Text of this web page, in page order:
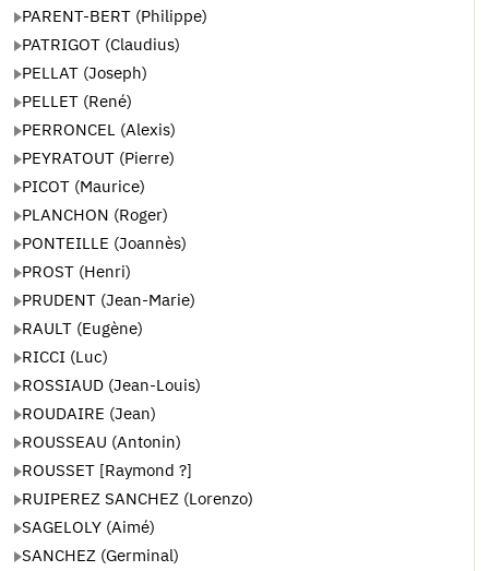
PARENT-BERT (Philippe)
PATRIGOT (Claudius)
PELLAT (Joseph)
PELLET (René)
PERRONCEL (Alexis)
PEYRATOUT (Pierre)
PICOT (Maurice)
PLANCHON (Roger)
PONTEILLE (Joannès)
PROST (Henri)
PRUDENT (Jean-Marie)
RAULT (Eugène)
RICCI (Luc)
ROSSIAUD (Jean-Louis)
ROUDAIRE (Jean)
ROUSSEAU (Antonin)
ROUSSET [Raymond ?]
RUIPEREZ SANCHEZ (Lorenzo)
SAGELOLY (Aimé)
SANCHEZ (Germinal)